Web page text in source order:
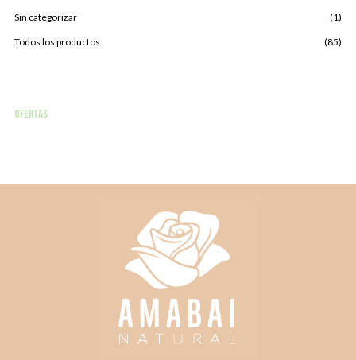
Sin categorizar (1)
Todos los productos (85)
ofertas